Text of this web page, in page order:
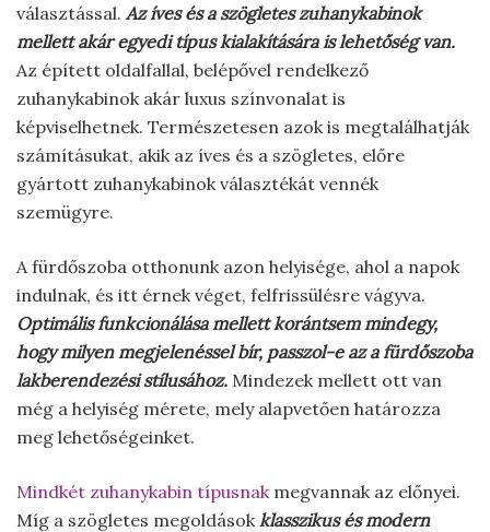
választással. Az íves és a szögletes zuhanykabinok
mellett akár egyedi típus kialakítására is lehetőség van.
Az épített oldalfallal, belépővel rendelkező
zuhanykabinok akár luxus színvonalat is
képviselhetnek. Természetesen azok is megtalálhatják
számításukat, akik az íves és a szögletes, előre
gyártott zuhanykabinok választékát vennék
szemügyre.
A fürdőszoba otthonunk azon helyisége, ahol a napok
indulnak, és itt érnek véget, felfrissülésre vágyva.
Optimális funkcionálása mellett korántsem mindegy,
hogy milyen megjelenéssel bír, passzol-e az a fürdőszoba
lakberendezési stílusához. Mindezek mellett ott van
még a helyiség mérete, mely alapvetően határozza
meg lehetőségeinket.
Mindkét zuhanykabin típusnak megvannak az előnyei.
Míg a szögletes megoldások klasszikus és modern